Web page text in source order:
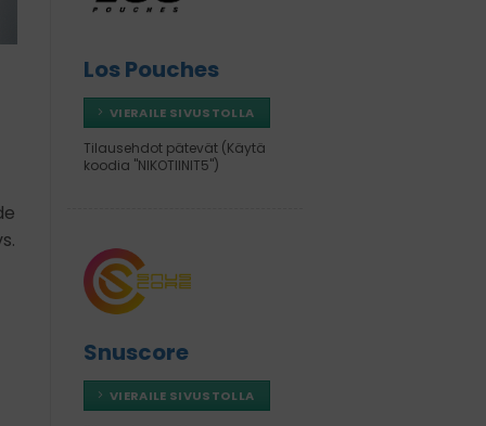
Los Pouches
VIERAILE SIVUSTOLLA
Tilausehdot pätevät (Käytä
koodia "NIKOTIINIT5")
Snuscore
VIERAILE SIVUSTOLLA